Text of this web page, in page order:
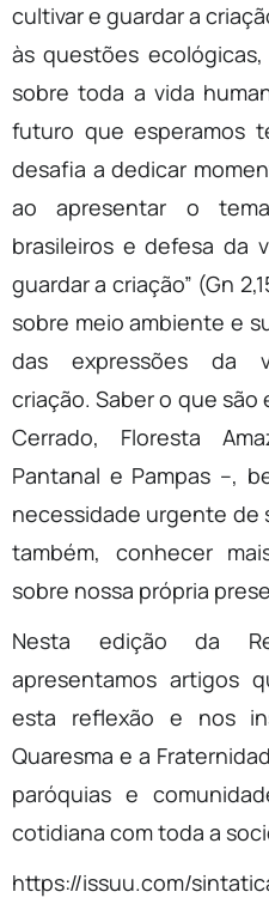
cultivar e guardar a
às questões
sobre toda a vida
futuro que esperamos
desafia a dedicar
ao apresentar o tema
brasileiros e defesa da
guardar a criação” (Gn
sobre meio ambiente e
das expressões
criação. Saber o que são
Cerrado, Floresta
Pantanal e Pampas –,
necessidade urgente de
também, conhecer
sobre nossa própria
Nesta edição da
apresentamos artigos
esta reflexão e nos
Quaresma e a
paróquias e
cotidiana com toda a
https://issuu.com/